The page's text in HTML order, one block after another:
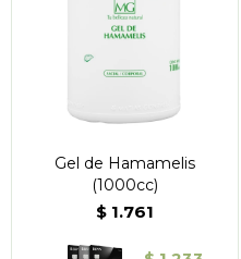
Gel de Hamamelis
(1000cc)
$ 1.761